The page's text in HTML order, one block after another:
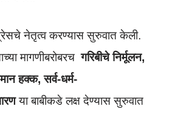
नेतृत्व करण्यास सुरुवात केली.
मागणीबरोबरचगरिबीचे निर्मूलन,
हक्क, सर्व-धर्म-
या बाबीकडे लक्ष देण्यास सुरुवात